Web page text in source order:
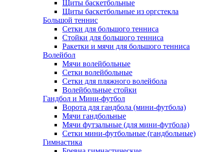
Щиты баскетбольные
Щиты баскетбольные из оргстекла
Большой теннис
Сетки для большого тенниса
Стойки для большого тенниса
Ракетки и мячи для большого тенниса
Волейбол
Мячи волейбольные
Сетки волейбольные
Сетки для пляжного волейбола
Волейбольные стойки
Гандбол и Мини-футбол
Ворота для гандбола (мини-футбола)
Мячи гандбольные
Мячи футзальные (для мини-футбола)
Сетки мини-футбольные (гандбольные)
Гимнастика